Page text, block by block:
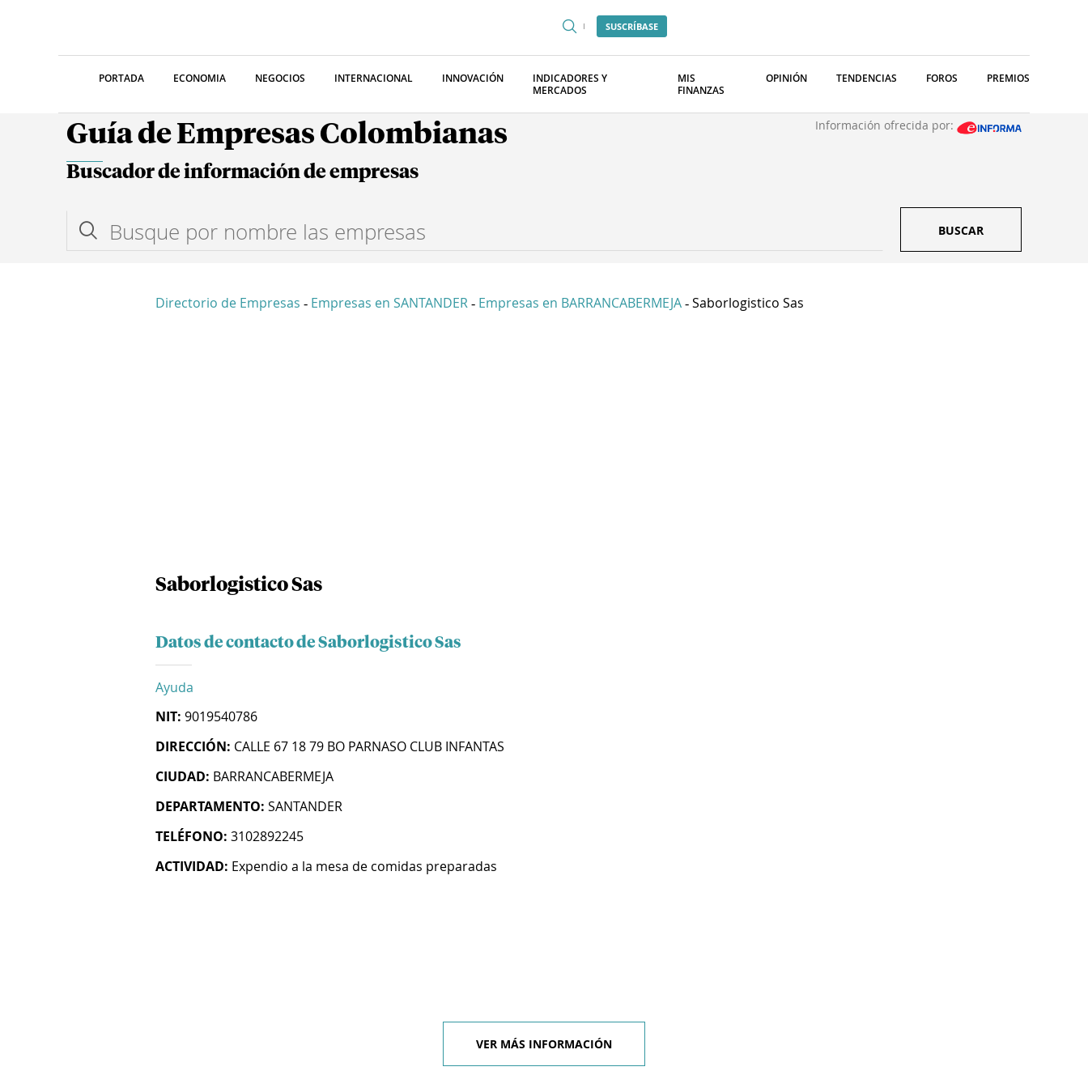
SUSCRÍBASE
PORTADA ECONOMIA NEGOCIOS INTERNACIONAL INNOVACIÓN
INDICADORES Y
MERCADOS
MIS
FINANZAS
OPINIÓN TENDENCIAS FOROS PREMIOS
Guía de Empresas Colombianas Información ofrecida por:
Buscador de información de empresas
BUSCAR
Directorio de Empresas - Empresas en SANTANDER - Empresas en BARRANCABERMEJA - Saborlogistico Sas
Saborlogistico Sas
Datos de contacto de Saborlogistico Sas
Ayuda
NIT: 9019540786
DIRECCIÓN: CALLE 67 18 79 BO PARNASO CLUB INFANTAS
CIUDAD: BARRANCABERMEJA
DEPARTAMENTO: SANTANDER
TELÉFONO: 3102892245
ACTIVIDAD: Expendio a la mesa de comidas preparadas
VER MÁS INFORMACIÓN